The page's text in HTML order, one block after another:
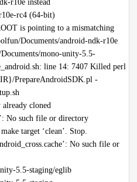
r10e instead
rc4 (64-bit)
is pointing to a mismatching
Documents/android-ndk-r10e
mono-unity-5.5-
line 14: 7407 Killed perl
PrepareAndroidSDK.pl -
cloned
No such file or directory
target ‘clean’. Stop.
No such file or
5.5-staging/eglib